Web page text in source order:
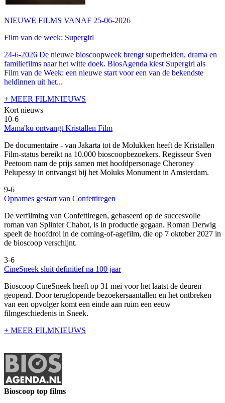
NIEUWE FILMS VANAF 25-06-2026
Film van de week: Supergirl
24-6-2026 De nieuwe bioscoopweek brengt superhelden, drama en
familiefilms naar het witte doek. BiosAgenda kiest Supergirl als
Film van de Week: een nieuwe start voor een van de bekendste
heldinnen uit het...
+ MEER FILMNIEUWS
Kort nieuws
10-6
Mama'ku ontvangt Kristallen Film
De documentaire - van Jakarta tot de Molukken heeft de Kristallen
Film-status bereikt na 10.000 bioscoopbezoekers. Regisseur Sven
Peetoom nam de prijs samen met hoofdpersonage Cheroney
Pelupessy in ontvangst bij het Moluks Monument in Amsterdam.
9-6
Opnames gestart van Confettiregen
De verfilming van Confettiregen, gebaseerd op de succesvolle
roman van Splinter Chabot, is in productie gegaan. Roman Derwig
speelt de hoofdrol in de coming-of-agefilm, die op 7 oktober 2027 in
de bioscoop verschijnt.
3-6
CineSneek sluit definitief na 100 jaar
Bioscoop CineSneek heeft op 31 mei voor het laatst de deuren
geopend. Door teruglopende bezoekersaantallen en het ontbreken
van een opvolger komt een einde aan ruim een eeuw
filmgeschiedenis in Sneek.
+ MEER FILMNIEUWS
Bioscoop top films